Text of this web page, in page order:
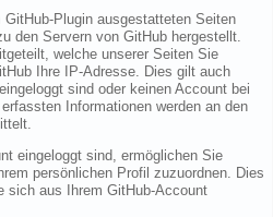
Plugin ausgestatteten Seiten
den Servern von GitHub hergestellt.
welche unserer Seiten Sie
Ihre IP-Adresse. Dies gilt auch
sind oder keinen Account bei
Informationen werden an den
eingeloggt sind, ermöglichen Sie
persönlichen Profil zuzuordnen. Dies
sich aus Ihrem GitHub-Account